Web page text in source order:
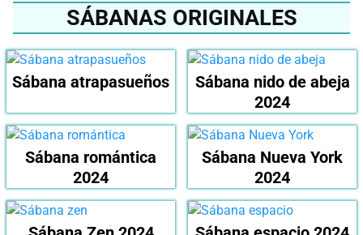
SÁBANAS ORIGINALES
Sábana atrapasueños
Sábana nido de abeja
2024
Sábana romántica
2024
Sábana Nueva York
2024